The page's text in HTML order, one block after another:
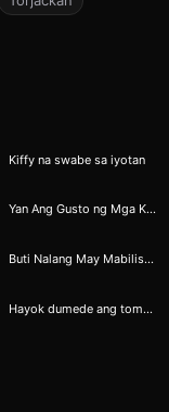
Kiffy na swabe sa iyotan
153
Yan Ang Gusto ng Mga Kawatan Malusog na Pakwan
302
Buti Nalang May Mabilis na Paraan Pag Nagigipit si Sabel
476
Hayok dumede ang tomboy na jowa